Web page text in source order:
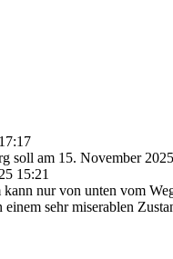
soll am 15. November
15:21
nur von unten vom
einem sehr miserablen